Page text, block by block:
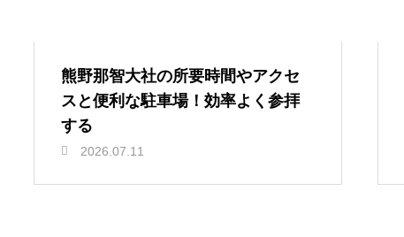
熊野那智大社の所要時間やアクセ
スと便利な駐車場！効率よく参拝
する
2026.07.11